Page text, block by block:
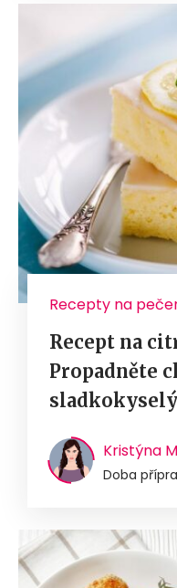
Recepty na
Recept na
Propadněte
Kristýna
Doba